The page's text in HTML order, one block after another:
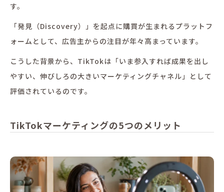
す。
「発見（Discovery）」を起点に購買が生まれるプラットフ
ォームとして、広告主からの注目が年々高まっています。
こうした背景から、TikTokは「いま参入すれば成果を出し
やすい、伸びしろの大きいマーケティングチャネル」として
評価されているのです。
TikTokマーケティングの5つのメリット